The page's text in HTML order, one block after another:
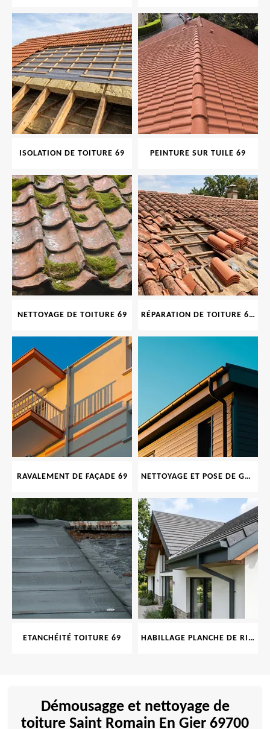
ISOLATION DE TOITURE 69 PEINTURE SUR TUILE 69
NETTOYAGE DE TOITURE 69 RÉPARATION DE TOITURE 69 RHONE, TUILES CASSÉES OU ABIMÉES
RAVALEMENT DE FAÇADE 69 NETTOYAGE ET POSE DE GOUTTIÈRE 69
ETANCHÉITÉ TOITURE 69 HABILLAGE PLANCHE DE RIVE 69
Démousagge et nettoyage de
toiture Saint Romain En Gier 69700